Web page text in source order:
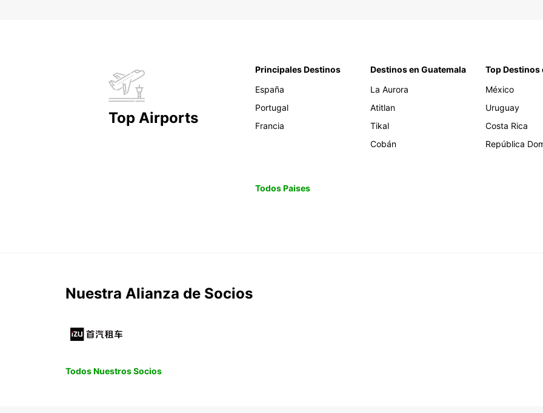
Top Airports
Principales Destinos
España
Portugal
Francia
Destinos en Guatemala
La Aurora
Atitlan
Tikal
Cobán
Top Destinos
México
Uruguay
Costa Rica
República
Todos Paises
Nuestra Alianza de Socios
Todos Nuestros Socios